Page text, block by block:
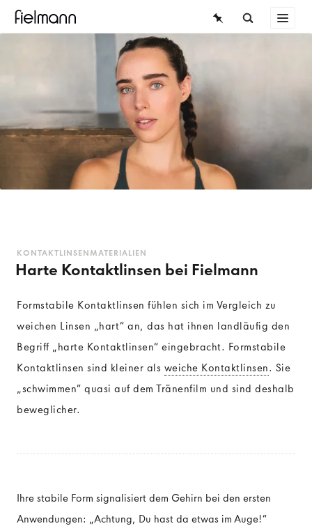
KONTAKTLINSEN
KONTAKTLINSENMATERIALIEN
Harte Kontaktlinsen bei Fielmann
Formstabile Kontaktlinsen fühlen sich im Vergleich zu
weichen Linsen „hart“ an, das hat ihnen landläufig den
Begriff „harte Kontaktlinsen“ eingebracht. Formstabile
Kontaktlinsen sind kleiner als weiche Kontaktlinsen. Sie
„schwimmen“ quasi auf dem Tränenfilm und sind deshalb
beweglicher.
Ihre stabile Form signalisiert dem Gehirn bei den ersten
Anwendungen: „Achtung, Du hast da etwas im Auge!“